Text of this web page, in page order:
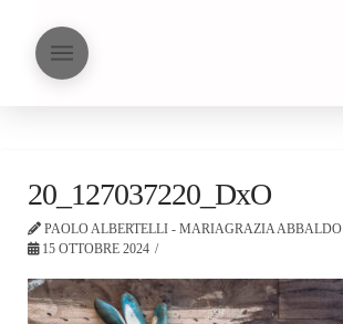
20_127037220_DxO
PAOLO ALBERTELLI - MARIAGRAZIA ABBALDO
15 OTTOBRE 2024